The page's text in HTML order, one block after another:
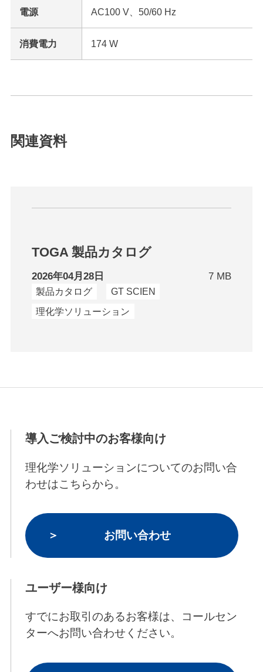
電源 AC100 V、50/60 Hz
消費電力 174 W
関連資料
製品カタログ
GT SCIEN
理化学ソリューション
TOGA 製品カタログ
2026年04月28日 7 MB
導入ご検討中のお客様向け
理化学ソリューションについてのお問い合
わせはこちらから。
お問い合わせ
ユーザー様向け
すでにお取引のあるお客様は、コールセン
ターへお問い合わせください。